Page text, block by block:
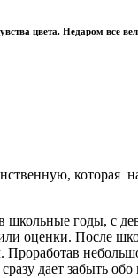
цвета. Недаром все
школьные годы, с
оценки. После
Проработав
дает забыть